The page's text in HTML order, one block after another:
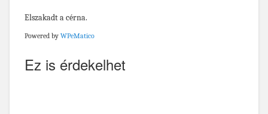
Elszakadt a cérna.
Powered by WPeMatico
Ez is érdekelhet